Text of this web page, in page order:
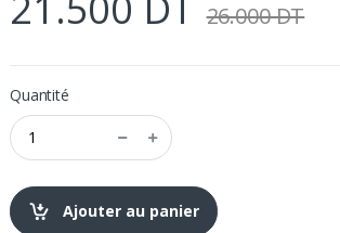
26.000 DT
Quantité
Ajouter au panier